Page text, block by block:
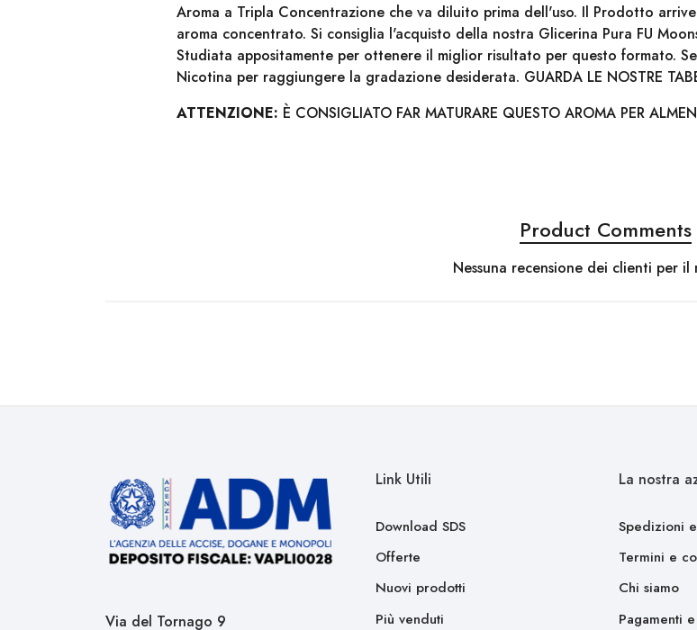
Aroma a Tripla Concentrazione che va diluito prima dell'uso. Il Prodotto
aroma concentrato. Si consiglia l'acquisto della nostra Glicerina Pura FU
Studiata appositamente per ottenere il miglior risultato per questo formato.
Nicotina per raggiungere la gradazione desiderata. GUARDA LE NOSTRE
ATTENZIONE: È CONSIGLIATO FAR MATURARE QUESTO AROMA PER
Product Comments
Nessuna recensione dei clienti per il
Via del Tornago 9
Link Utili
Download SDS
Offerte
Nuovi prodotti
Più venduti
La nostra
Spedizioni
Termini e
Chi siamo
Pagamenti